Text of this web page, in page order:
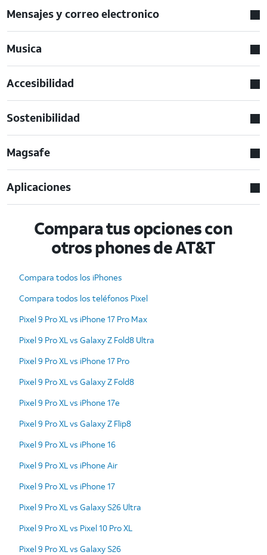
Mensajes y correo electronico
Musica
Accesibilidad
Sostenibilidad
Magsafe
Aplicaciones
Compara tus opciones con
otros phones de AT&T
Compara todos los iPhones
Compara todos los teléfonos Pixel
Pixel 9 Pro XL vs iPhone 17 Pro Max
Pixel 9 Pro XL vs Galaxy Z Fold8 Ultra
Pixel 9 Pro XL vs iPhone 17 Pro
Pixel 9 Pro XL vs Galaxy Z Fold8
Pixel 9 Pro XL vs iPhone 17e
Pixel 9 Pro XL vs Galaxy Z Flip8
Pixel 9 Pro XL vs iPhone 16
Pixel 9 Pro XL vs iPhone Air
Pixel 9 Pro XL vs iPhone 17
Pixel 9 Pro XL vs Galaxy S26 Ultra
Pixel 9 Pro XL vs Pixel 10 Pro XL
Pixel 9 Pro XL vs Galaxy S26